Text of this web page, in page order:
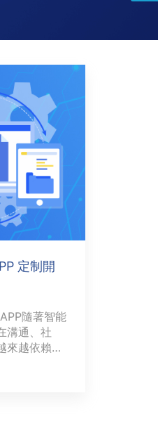
定制開
隨著智能
溝通、社
來越依賴於
英文
即應用軟